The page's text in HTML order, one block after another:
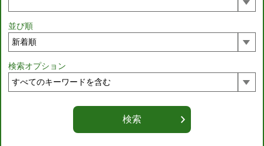
並び順
検索オプション